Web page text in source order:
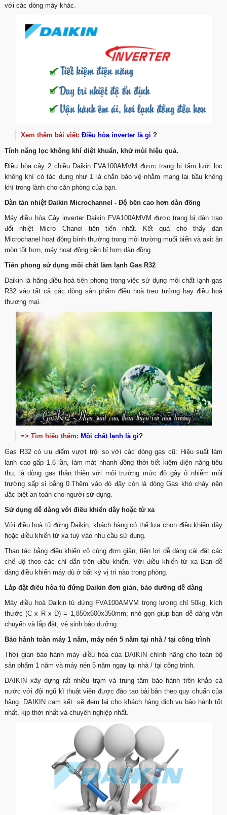
với các dòng máy khác.
Xem thêm bài viết: Điều hòa inverter là gì ?
Tính năng lọc không khí diệt khuẩn, khử mùi hiệu quả.
Điều hòa cây 2 chiều Daikin FVA100AMVM được trang bị tấm lưới lọc
không khí có tác dụng như 1 lá chắn bảo vệ nhằm mang lại bầu không
khí trong lành cho căn phòng của bạn.
Dàn tản nhiệt Daikin Microchannel - Độ bền cao hơn dàn đồng
Máy điều hòa Cây inverter Daikin FVA100AMVM được trang bị dàn trao
đổi nhiệt Micro Chanel tiên tiến nhất. Kết quả cho thấy dàn
Microchanel hoạt động bình thường trong môi trường muối biển và axit ăn
mòn tốt hơn, máy hoạt động bền bỉ hơn dàn đồng.
Tiên phong sử dụng môi chất làm lạnh Gas R32
Daikin là hãng điều hoà tiên phong trong việc sử dụng môi chất lạnh gas
R32 vào tất cả các dòng sản phẩm điều hoà treo tường hay điều hoà
thương mại.
=> Tìm hiểu thêm: Môi chất lạnh là gì?
Gas R32 có ưu điểm vượt trội so với các dòng gas cũ: Hiệu suất làm
lạnh cao gấp 1.6 lần, làm mát nhanh đồng thời tiết kiệm điện năng tiêu
thụ, là dòng gas thân thiện với môi trường mức độ gây ô nhiễm môi
trường sấp sỉ bằng 0.Thêm vào đó đây còn là dòng Gas khó cháy nên
đặc biệt an toàn cho người sử dụng.
Sử dụng dễ dàng với điều khiển dây hoặc từ xa
Với điều hoà tủ đứng Daikin, khách hàng có thể lựa chọn điều khiển dây
hoặc điều khiển từ xa tuỳ vào nhu cầu sử dụng.
Thao tác bằng điều khiển vô cùng đơn giản, tiện lợi dễ dàng cài đặt các
chế độ theo các chỉ dẫn trên điều khiển. Với điều khiển từ xa Bạn dễ
dàng điều khiển máy dù ở bất kỳ vị trí nào trong phòng.
Lắp đặt điều hòa tủ đứng Daikin đơn giản, bảo dưỡng dễ dàng
Máy điều hoà Daikin tủ đứng FVA100AMVM trọng lượng chỉ 50kg, kích
thước (C x R x D) = 1,850x600x350mm; nhỏ gọn giúp bạn dễ dàng vận
chuyển và lắp đặt, vệ sinh bảo dưỡng.
Bảo hành toàn máy 1 năm, máy nén 5 năm tại nhà / tại công trình
Thời gian bảo hành máy điều hòa của DAIKIN chính hãng cho toàn bộ
sản phẩm 1 năm và máy nén 5 năm ngay tại nhà / tại công trình.
DAIKIN xây dựng rất nhiều trạm và trung tâm bảo hành trên khắp cả
nước với đội ngũ kĩ thuật viên được đào tạo bài bản theo quy chuẩn của
hãng. DAIKIN cam kết sẽ đem lại cho khách hàng dịch vụ bảo hành tốt
nhất, kịp thời nhất và chuyên nghiệp nhất.